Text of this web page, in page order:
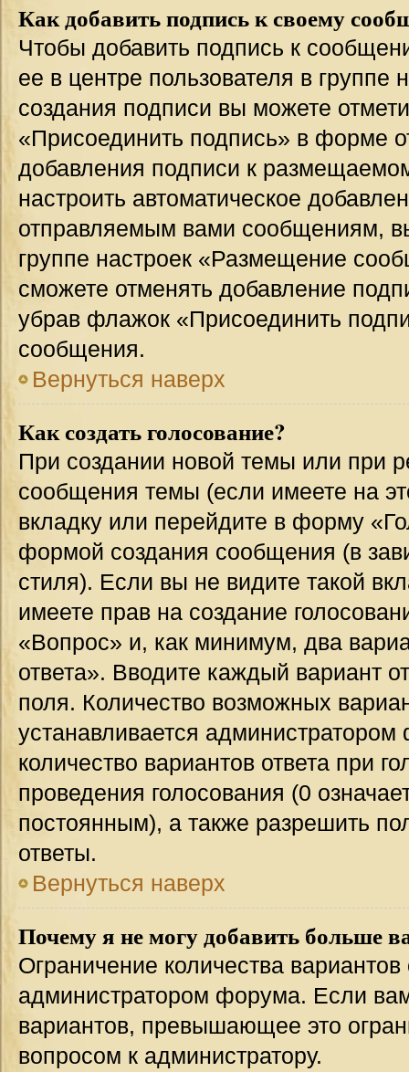
Как добавить подпись к своему
Чтобы добавить подпись к
ее в центре пользователя в
создания подписи вы можете
«Присоединить подпись» в форме
добавления подписи к
настроить автоматическое
отправляемым вами сообщениям,
группе настроек «Размещение
сможете отменять добавление
убрав флажок «Присоединить
сообщения.
Вернуться наверх
Как создать голосование?
При создании новой темы или при
сообщения темы (если имеете на
вкладку или перейдите в форму
формой создания сообщения (в
стиля). Если вы не видите такой
имеете прав на создание
«Вопрос» и, как минимум, два
ответа». Вводите каждый вариант
поля. Количество возможных
устанавливается
количество вариантов ответа при
проведения голосования (0
постоянным), а также разрешить
ответы.
Вернуться наверх
Почему я не могу добавить больше
Ограничение количества вариантов
администратором форума. Если
вариантов, превышающее это
вопросом к администратору.